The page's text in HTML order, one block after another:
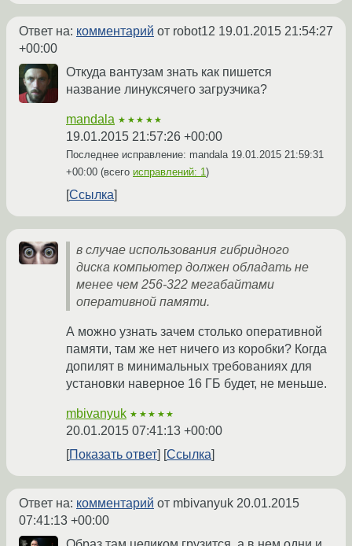
Ответ на: комментарий от robot12 19.01.2015 21:54:27
+00:00
Откуда вантузам знать как пишется
название линуксячего загрузчика?
mandala ★★★★★
19.01.2015 21:57:26 +00:00
Последнее исправление: mandala 19.01.2015 21:59:31
+00:00 (всего исправлений: 1)
Ссылка
в случае использования гибридного
диска компьютер должен обладать не
менее чем 256-322 мегабайтами
оперативной памяти.
А можно узнать зачем столько оперативной
памяти, там же нет ничего из коробки? Когда
допилят в минимальных требованиях для
установки наверное 16 ГБ будет, не меньше.
mbivanyuk ★★★★★
20.01.2015 07:41:13 +00:00
Показать ответ
Ссылка
Ответ на: комментарий от mbivanyuk 20.01.2015
07:41:13 +00:00